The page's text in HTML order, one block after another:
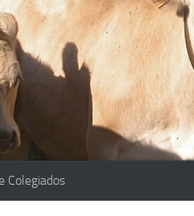
Colegiados